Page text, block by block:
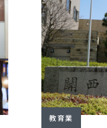
教育業